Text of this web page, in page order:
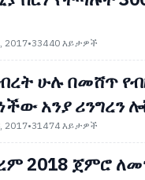
2017•33440 እይታዎች
ሁሉ በመሸጥ
አንያ ሪንግረን
2017•31474 እይታዎች
2018 ጀምሮ